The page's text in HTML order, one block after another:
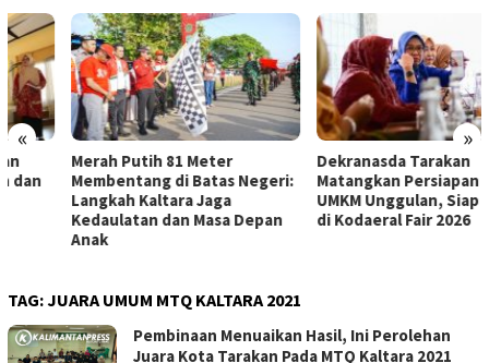
« »
Merah Putih 81 Meter
Membentang di Batas Negeri:
Langkah Kaltara Jaga
Kedaulatan dan Masa Depan
Dekranasda Tarakan
Matangkan Persiapan Produk
UMKM Unggulan, Siap Tampil
di Kodaeral Fair 2026
TAG:JUARA UMUM MTQ KALTARA 2021
Pembinaan Menuaikan Hasil, Ini Perolehan
Juara Kota Tarakan Pada MTQ Kaltara 2021